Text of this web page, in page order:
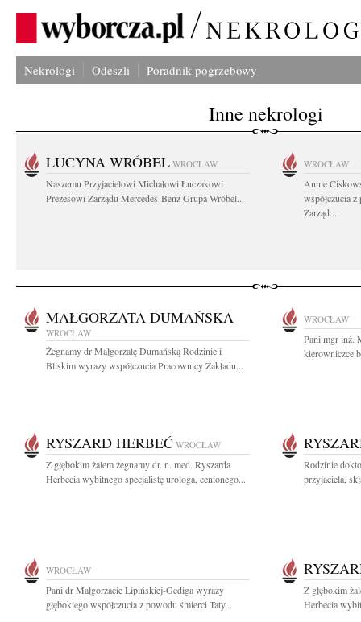
Nekrologi Odeszli Poradnik pogrzebowy
Inne nekrologi
LUCYNA WRÓBEL WROCŁAW
Naszemu Przyjacielowi Michałowi Łuczakowi
Prezesowi Zarządu Mercedes-Benz Grupa Wróbel...
WROCŁAW
Annie
współczucia
Zarząd...
MAŁGORZATA DUMAŃSKA
WROCŁAW
Żegnamy dr Małgorzatę Dumańską Rodzinie i
Bliskim wyrazy współczucia Pracownicy Zakładu...
WROCŁAW
Pani mgr inż.
kierowniczce
RYSZARD HERBEĆ WROCŁAW
Z głębokim żalem żegnamy dr. n. med. Ryszarda
Herbecia wybitnego specjalistę urologa, cenionego...
Rodzinie
przyjaciela,
WROCŁAW
Pani dr Małgorzacie Lipińskiej-Gediga wyrazy
głębokiego współczucia z powodu śmierci Taty...
Z głębokim
Herbecia